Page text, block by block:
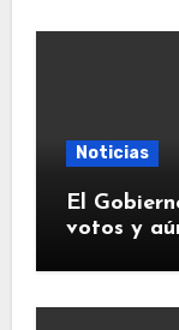
Noticias
El
votos y